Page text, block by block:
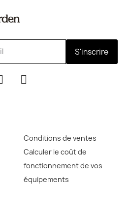
S'inscrire
Conditions de ventes
Calculer le coût de
fonctionnement de vos
équipements